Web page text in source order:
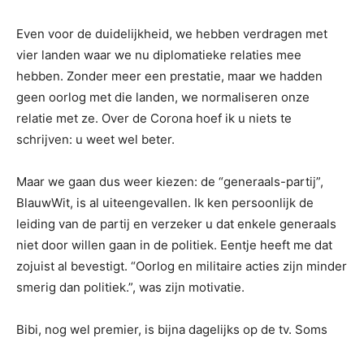
Even voor de duidelijkheid, we hebben verdragen met
vier landen waar we nu diplomatieke relaties mee
hebben. Zonder meer een prestatie, maar we hadden
geen oorlog met die landen, we normaliseren onze
relatie met ze. Over de Corona hoef ik u niets te
schrijven: u weet wel beter.
Maar we gaan dus weer kiezen: de “generaals-partij”,
BlauwWit, is al uiteengevallen. Ik ken persoonlijk de
leiding van de partij en verzeker u dat enkele generaals
niet door willen gaan in de politiek. Eentje heeft me dat
zojuist al bevestigt. “Oorlog en militaire acties zijn minder
smerig dan politiek.”, was zijn motivatie.
Bibi, nog wel premier, is bijna dagelijks op de tv. Soms